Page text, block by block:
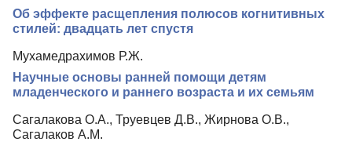
Об эффекте расщепления полюсов когнитивных
стилей: двадцать лет спустя
Мухамедрахимов Р.Ж.
Научные основы ранней помощи детям
младенческого и раннего возраста и их семьям
Сагалакова О.А., Труевцев Д.В., Жирнова О.В.,
Сагалаков А.М.